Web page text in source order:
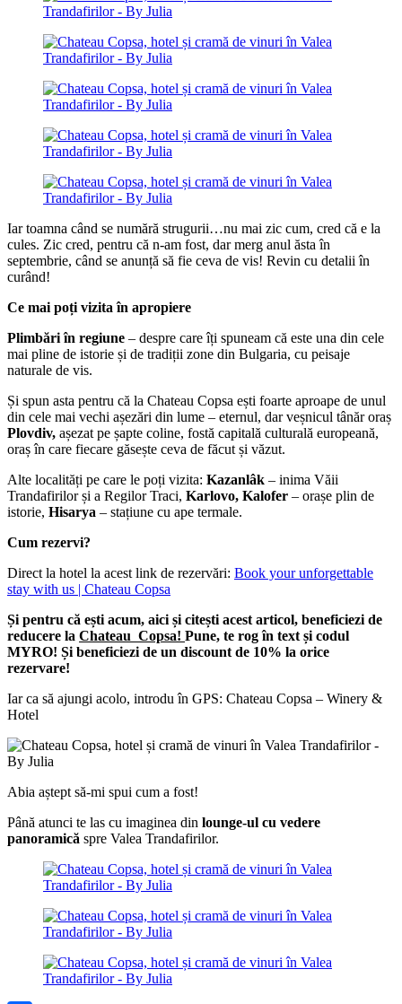
Iar toamna când se numără strugurii…nu mai zic cum, cred că e la
cules. Zic cred, pentru că n-am fost, dar merg anul ăsta în
septembrie, când se anunță să fie ceva de vis! Revin cu detalii în
curând!
Ce mai poți vizita în apropiere
Plimbări în regiune – despre care îți spuneam că este una din cele
mai pline de istorie și de tradiții zone din Bulgaria, cu peisaje
naturale de vis.
Și spun asta pentru că la Chateau Copsa ești foarte aproape de unul
din cele mai vechi așezări din lume – eternul, dar veșnicul tânăr oraș
Plovdiv, așezat pe șapte coline, fostă capitală culturală europeană,
oraș în care fiecare găsește ceva de făcut și văzut.
Alte localități pe care le poți vizita: Kazanlâk – inima Văii
Trandafirilor și a Regilor Traci, Karlovo, Kalofer – orașe plin de
istorie, Hisarya – stațiune cu ape termale.
Cum rezervi?
Direct la hotel la acest link de rezervări: Book your unforgettable
stay with us | Chateau Copsa
Și pentru că ești acum, aici și citești acest articol, beneficiezi de
reducere la Chateau Copsa! Pune, te rog în text și codul
MYRO! Și beneficiezi de un discount de 10% la orice
rezervare!
Iar ca să ajungi acolo, introdu în GPS: Chateau Copsa – Winery &
Hotel
Abia aștept să-mi spui cum a fost!
Până atunci te las cu imaginea din lounge-ul cu vedere
panoramică spre Valea Trandafirilor.